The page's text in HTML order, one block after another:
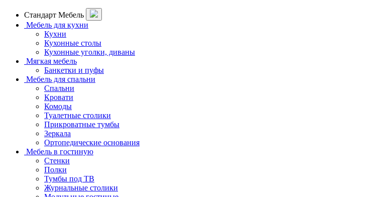
Стандарт Мебель
Мебель для кухни
Кухни
Кухонные столы
Кухонные уголки, диваны
Мягкая мебель
Банкетки и пуфы
Мебель для спальни
Спальни
Кровати
Комоды
Туалетные столики
Прикроватные тумбы
Зеркала
Ортопедические основания
Мебель в гостиную
Стенки
Полки
Тумбы под ТВ
Журнальные столики